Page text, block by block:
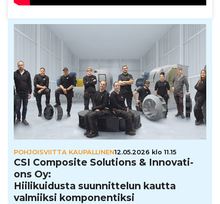
POHJOISVIITTA KAUPALLINEN12.05.2026 klo 11.15
CSI Composite Solutions & Inno­va­ti­
ons Oy:
Hii­li­kui­dusta suun­nit­te­lun kautta
valmiiksi kom­po­nen­tiksi